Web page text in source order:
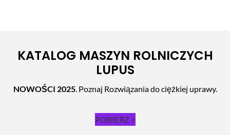
KATALOG MASZYN ROLNICZYCH
LUPUS
NOWOŚCI 2025. Poznaj Rozwiązania do ciężkiej uprawy.
POBIERZ >